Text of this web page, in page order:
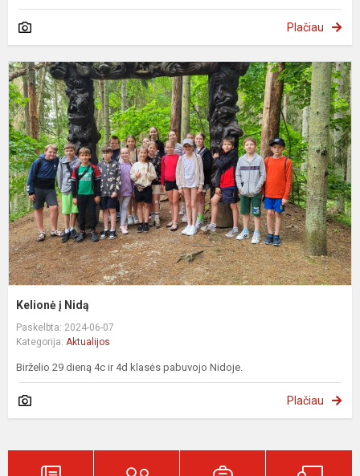
Plačiau
Kelionė į Nidą
Paskelbta: 2024-06-07
Kategorija: Aktualijos
Birželio 29 dieną 4c ir 4d klasės pabuvojo Nidoje.
Plačiau